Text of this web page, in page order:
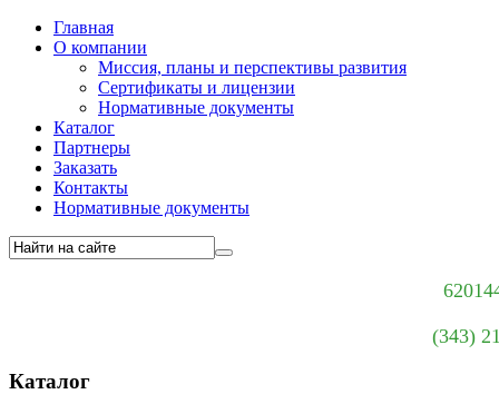
Главная
О компании
Миссия, планы и перспективы развития
Сертификаты и лицензии
Нормативные документы
Каталог
Партнеры
Заказать
Контакты
Нормативные документы
(343)
Каталог